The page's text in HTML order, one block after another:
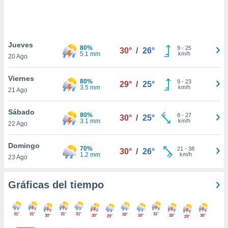
únicos
similares
como
IP
de
traten tus
a lo que
Para
Jueves
20 Ago
80%
5.1 mm
30° / 26° 9- 25
km/h
Viernes
21 Ago
80%
3.5 mm
29° / 25° 9- 23
km/h
Sábado
22 Ago
80%
3.1 mm
30° / 25° 8- 27
km/h
Domingo
23 Ago
70%
1.2 mm
30° / 26° 21 - 38
km/h
Gráficas del tiempo
31° 31° 30° 31° 31° 30° 29° 30° 30° 31° 30° 29° 30°